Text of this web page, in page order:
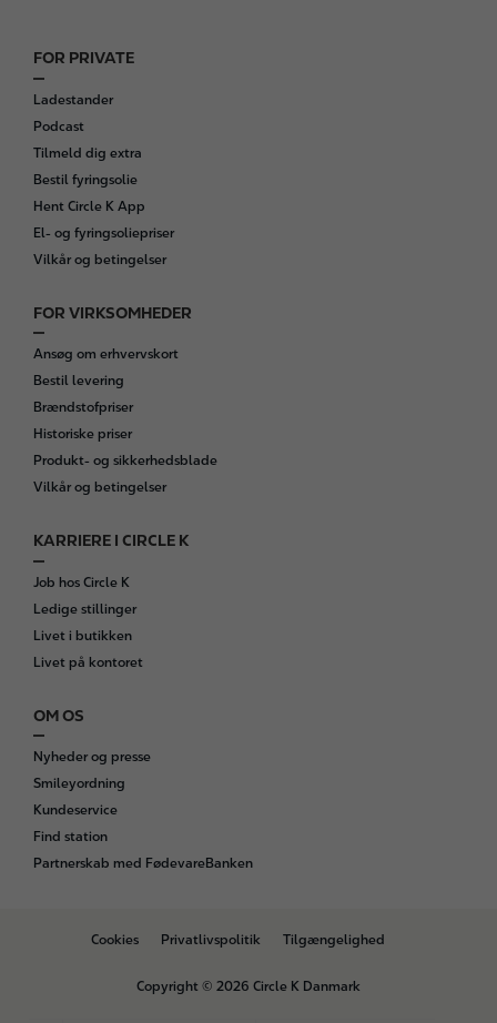
F
o
o
t
e
r
FOR PRIVATE
Ladestander
Podcast
Tilmeld dig extra
Bestil fyringsolie
Hent Circle K App
El- og fyringsoliepriser
Vilkår og betingelser
FOR VIRKSOMHEDER
Ansøg om erhvervskort
Bestil levering
Brændstofpriser
Historiske priser
Produkt- og sikkerhedsblade
Vilkår og betingelser
KARRIERE I CIRCLE K
Job hos Circle K
Ledige stillinger
Livet i butikken
Livet på kontoret
OM OS
Nyheder og presse
Smileyordning
Kundeservice
Find station
Partnerskab med FødevareBanken
B
Cookies Privatlivspolitik Tilgængelighed
Copyright © 2026 Circle K Danmark